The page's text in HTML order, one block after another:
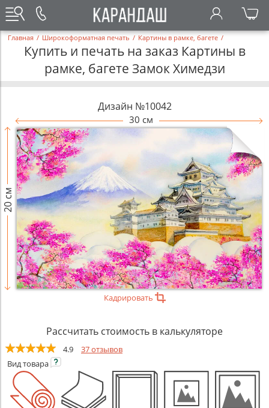
Главная / Широкоформатная печать / Картины в рамке, багете /
Купить и печать на заказ Картины в
рамке, багете Замок Химедзи
Дизайн №10042
30 см
20 см
Кадрировать
Рассчитать стоимость в калькуляторе
4.9
37 отзывов
Видтовара